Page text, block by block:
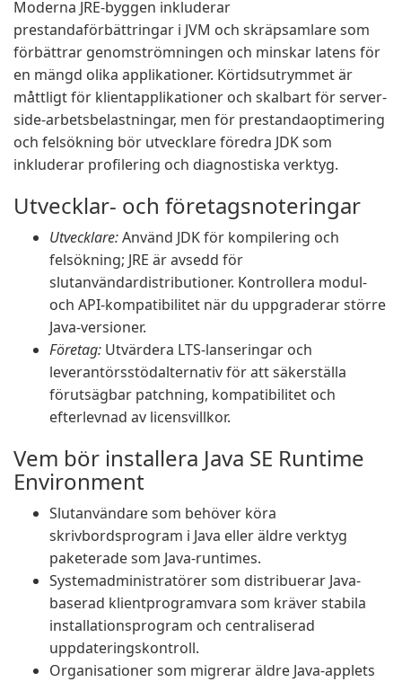
Moderna JRE-byggen inkluderar
prestandaförbättringar i JVM och skräpsamlare som
förbättrar genomströmningen och minskar latens för
en mängd olika applikationer. Körtidsutrymmet är
måttligt för klientapplikationer och skalbart för server-
side-arbetsbelastningar, men för prestandaoptimering
och felsökning bör utvecklare föredra JDK som
inkluderar profilering och diagnostiska verktyg.
Utvecklar- och företagsnoteringar
Utvecklare:Använd JDK för kompilering och
felsökning; JRE är avsedd för
slutanvändardistributioner. Kontrollera modul-
och API-kompatibilitet när du uppgraderar större
Java-versioner.
Företag: Utvärdera LTS-lanseringar och
leverantörsstödalternativ för att säkerställa
förutsägbar patchning, kompatibilitet och
efterlevnad av licensvillkor.
Vem bör installera Java SE Runtime
Environment
Slutanvändare som behöver köra
skrivbordsprogram i Java eller äldre verktyg
paketerade som Java-runtimes.
Systemadministratörer som distribuerar Java-
baserad klientprogramvara som kräver stabila
installationsprogram och centraliserad
uppdateringskontroll.
Organisationer som migrerar äldre Java-applets